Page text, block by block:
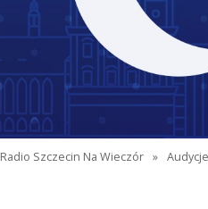
Radio Szczecin Na Wieczór » Audycje